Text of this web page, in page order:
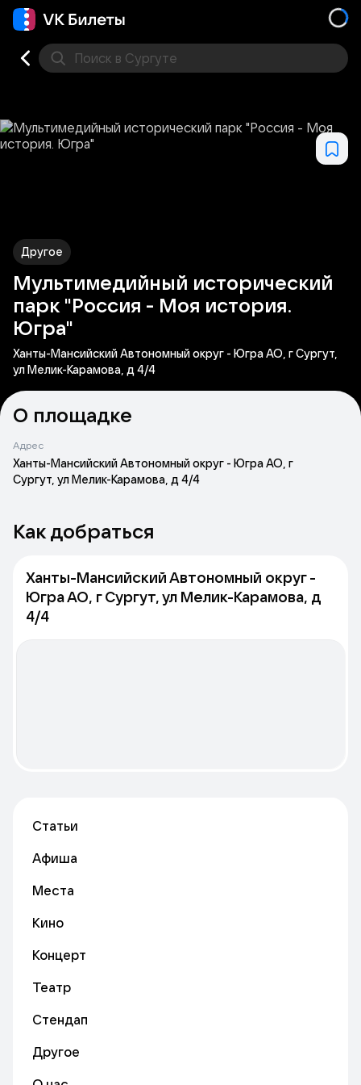
Поиск в Сургуте
Другое
Мультимедийный исторический
парк "Россия - Моя история.
Югра"
Ханты-Мансийский Автономный округ - Югра АО, г Сургут,
ул Мелик-Карамова, д 4/4
О площадке
Адрес
Ханты-Мансийский Автономный округ - Югра АО, г
Сургут, ул Мелик-Карамова, д 4/4
Как добраться
Ханты-Мансийский Автономный округ -
Югра АО, г Сургут, ул Мелик-Карамова, д
4/4
Статьи
Афиша
Места
Кино
Концерт
Театр
Стендап
Другое